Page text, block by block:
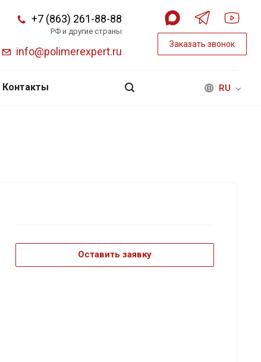
+7 (863) 261-88-88
РФ и другие страны
info@polimerexpert.ru
Заказать звонок
RU
Контакты
Оставить заявку